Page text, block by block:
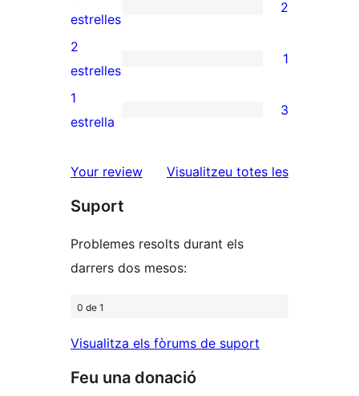
estrelles
de
4
estrelles
2
valoracions
de
3
estrelles
estrelles
2
1
valoració
de
estrelles
2
estrelles
1
3
de
estrelles
1
estrella
3
Your review Visualitzeu totes lesressenyes
Suport
Problemes resolts durant els
darrers dos mesos:
0 de 1
Visualitza els fòrums de suport
Feu una donació